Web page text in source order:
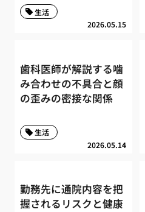
2026.05.15
生活
歯科医師が解説する噛
み合わせの不具合と顔
の歪みの密接な関係
2026.05.14
生活
勤務先に通院内容を把
握されるリスクと健康